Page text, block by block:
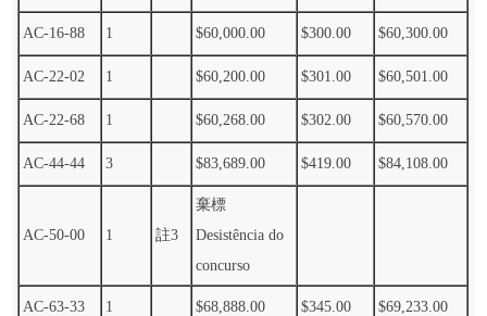
AC-16-88 1 $60,000.00 $300.00 $60,300.00
AC-22-02 1 $60,200.00 $301.00 $60,501.00
AC-22-68 1 $60,268.00 $302.00 $60,570.00
AC-44-44 3 $83,689.00 $419.00 $84,108.00
AC-50-00 1 註3
棄標
Desistência do
concurso
AC-63-33 1 $68,888.00 $345.00 $69,233.00